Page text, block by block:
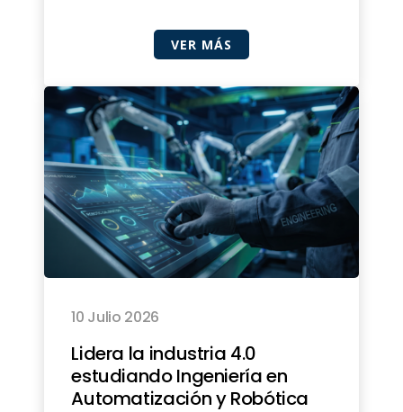
VER MÁS
10 Julio 2026
Lidera la industria 4.0
estudiando Ingeniería en
Automatización y Robótica